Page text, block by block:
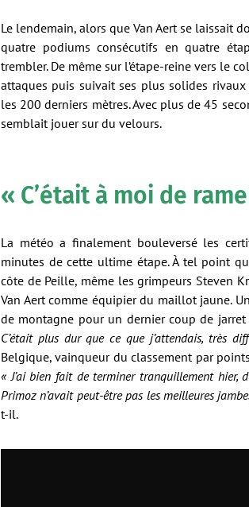
Le lendemain, alors que Van Aert se laissait
quatre podiums consécutifs en quatre
trembler. De même sur l’étape-reine vers le
attaques puis suivait ses plus solides
les 200 derniers mètres. Avec plus de 45
semblait jouer sur du velours.
« C’était à moi de
La météo a finalement bouleversé les
minutes de cette ultime étape. À tel point
côte de Peille, même les grimpeurs Steven
Van Aert comme équipier du maillot jaune.
de montagne pour un dernier coup de
C’était plus dur que ce que j’attendais, très
Belgique, vainqueur du classement par
« J’ai bien fait de terminer tranquillement hier,
Primoz n’avait peut-être pas les meilleures
t-il.